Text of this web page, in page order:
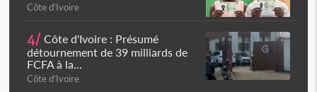
Côte d'Ivoire
4/ Côte d'Ivoire : Présumé
détournement de 39 milliards de
FCFA à la...
Côte d'Ivoire